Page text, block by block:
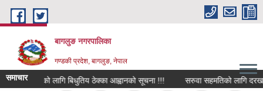
Skip to main content
बागलुङ नगरपालिका
गण्डकी प्रदेश, बागलुङ, नेपाल
समाचार
कर संकलनको लागि बिधुतिय ठेक्का आह्वानको सूचना !!! सरुवा सहमतिको लागि